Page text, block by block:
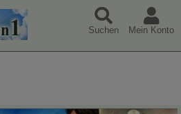
"extref" in
tpl/index.php
Suchen Mein Konto